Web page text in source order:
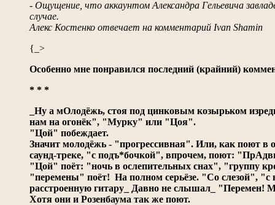
- Ощущение, что аккаунтом Александра Гельевича
случае.
Алекс Костенко отвечает на комментарий Ivan Shamin
{_>
Особенно мне понравился последний (крайний)
* * *
_Ну а мОлодёжь, стоя под цинковым козырьком
нам на огонёк", "Мурку" или "Цоя".
"Цой" побеждает.
Значит молодёжь - "прогрессивная". Или, как поют в
саунд-треке, "с подъ*бочкой", впрочем, поют:
"Цой" поёт: "ночь в ослепительных снах", "группу
"перемены" поёт! На полном серьёзе. "Со слезой", "с
расстроенную гитару_ Давно не слышал_ "Перемен!
Хотя они и Розенбаума так же поют.